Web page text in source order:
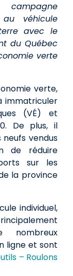
véhicule
avec le
du Québec
verte
verte,
immatriculer
(VÉ) et
De plus, il
neufs vendus
de réduire
sur les
la province
individuel,
nombreux
ligne et sont
– Roulons